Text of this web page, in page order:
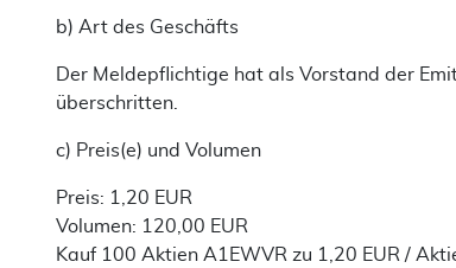
b) Art des Geschäfts
Der Meldepflichtige hat als Vorstand der
überschritten.
c) Preis(e) und Volumen
Preis: 1,20 EUR
Volumen: 120,00 EUR
Kauf 100 Aktien A1EWVR zu 1,20 EUR /